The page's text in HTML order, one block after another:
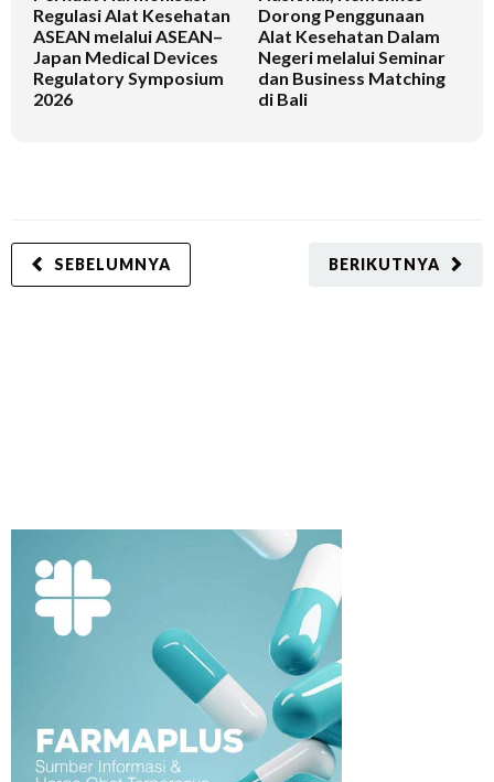
Regulasi Alat Kesehatan
ASEAN melalui ASEAN–
Japan Medical Devices
Regulatory Symposium
2026
Dorong Penggunaan
Alat Kesehatan Dalam
Negeri melalui Seminar
dan Business Matching
di Bali
BERIKUTNYA
SEBELUMNYA